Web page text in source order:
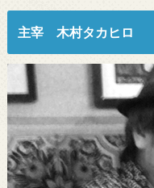
主宰 木村タカヒロ